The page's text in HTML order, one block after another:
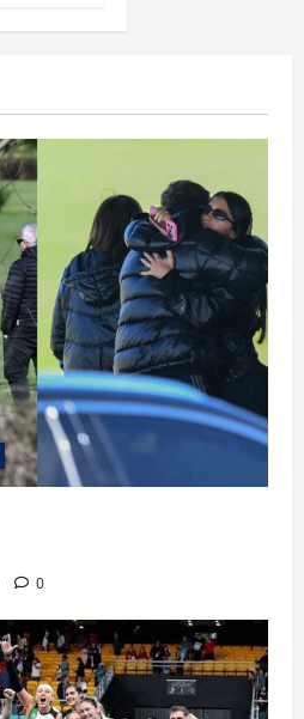
0